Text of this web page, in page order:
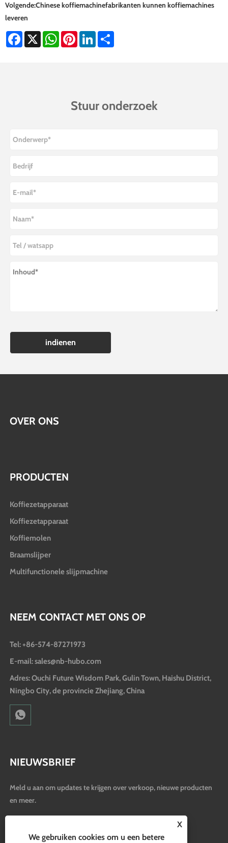
Volgende:Chinese koffiemachinefabrikanten kunnen koffiemachines
leveren
Facebook
X WhatsAppPinterestLinkedIn
Stuur onderzoek
indienen
OVER ONS
PRODUCTEN
Koffiezetapparaat
Koffiezetapparaat
Koffiemolen
Braamslijper
Multifunctionele slijpmachine
NEEM CONTACT MET ONS OP
Tel: +86-574-87271973
E-mail: sales@nb-hubo.com
Adres: Ouchi Future Wisdom Park, Gulin Town, Haishu District,
Ningbo City, de provincie Zhejiang, China
NIEUWSBRIEF
Meld u aan om updates te krijgen over verkoop, nieuwe producten
en meer.
X
We gebruiken cookies om u een betere